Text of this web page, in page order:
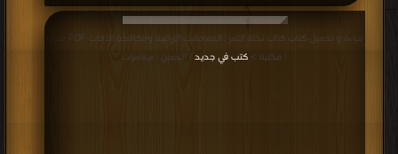
| مكتبة > كتب في جديد | التحميل : مرة/مرات